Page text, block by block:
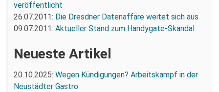
veröffentlicht
26.07.2011: Die Dresdner Datenaffäre weitet sich aus
09.07.2011: Aktueller Stand zum Handygate-Skandal
Neueste Artikel
20.10.2025: Wegen Kündigungen? Arbeitskampf in der
Neustädter Gastro